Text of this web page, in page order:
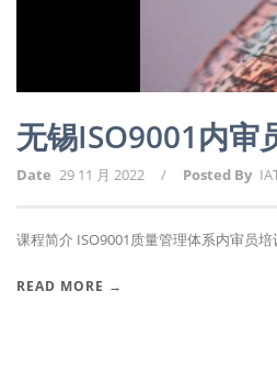
无锡ISO9001内审
Date 29 11 月 2022 / Posted By
课程简介 ISO9001质量管理体系内审员
READ MORE →